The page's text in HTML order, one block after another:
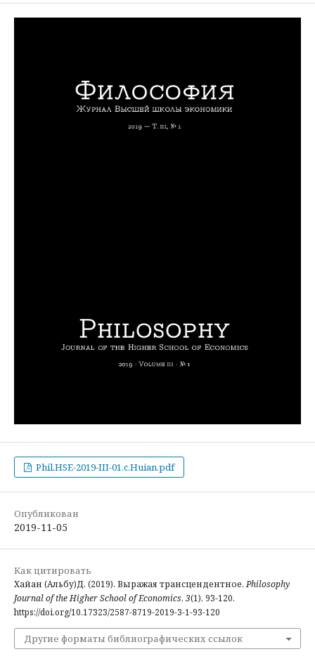
Phil.HSE-2019-III-01.c.Huian.pdf
Опубликован
2019-11-05
Как цитировать
Хайан (Альбу)Д. (2019). Выражая трансцендентное.Philosophy
Journal of the Higher School of Economics, 3(1), 93-120.
https://doi.org/10.17323/2587-8719-2019-3-1-93-120
Другие форматы библиографических ссылок